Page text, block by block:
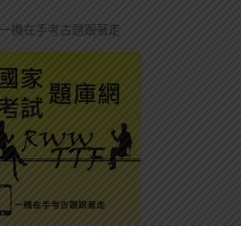
一機在手考古題跟著走